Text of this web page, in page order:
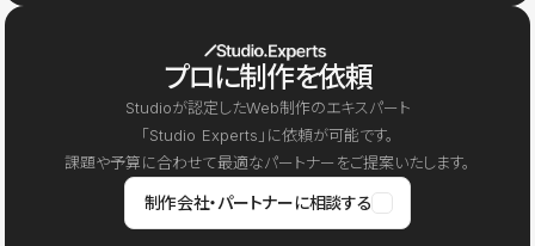
プロに制作を依頼
Studioが認定したWeb制作のエキスパート
「Studio Experts」に依頼が可能です。
課題や予算に合わせて最適なパートナーをご提案いたします。
制作会社・パートナーに相談する